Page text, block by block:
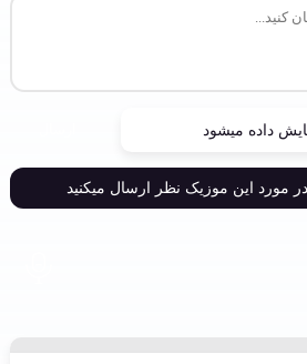
داده میشود
در مورد این موزیک نظر ارسال میکنید